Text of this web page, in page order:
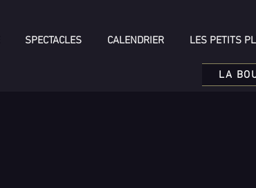
SPECTACLES CALENDRIER LES PETITS
LA